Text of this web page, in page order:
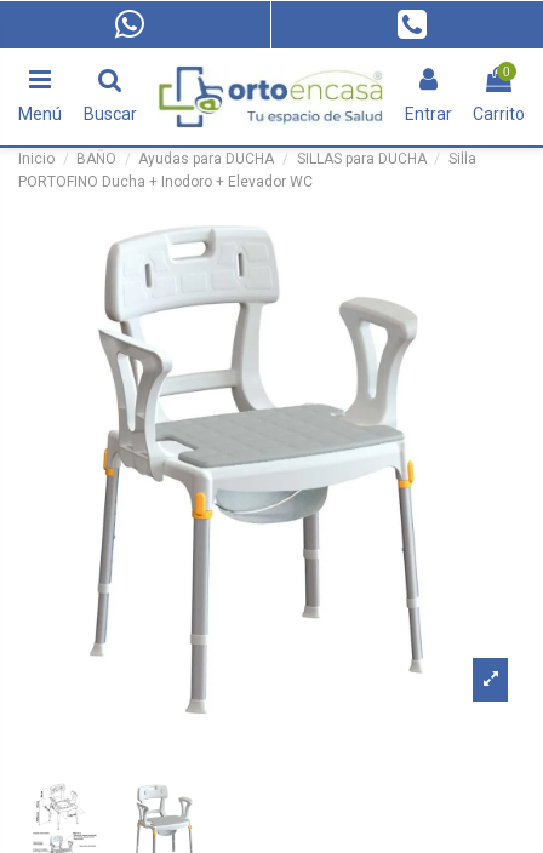
Menú Buscar Entrar
0
Carrito
Inicio BAÑO Ayudas para DUCHA SILLAS para DUCHA
Silla
PORTOFINO Ducha + Inodoro + Elevador WC